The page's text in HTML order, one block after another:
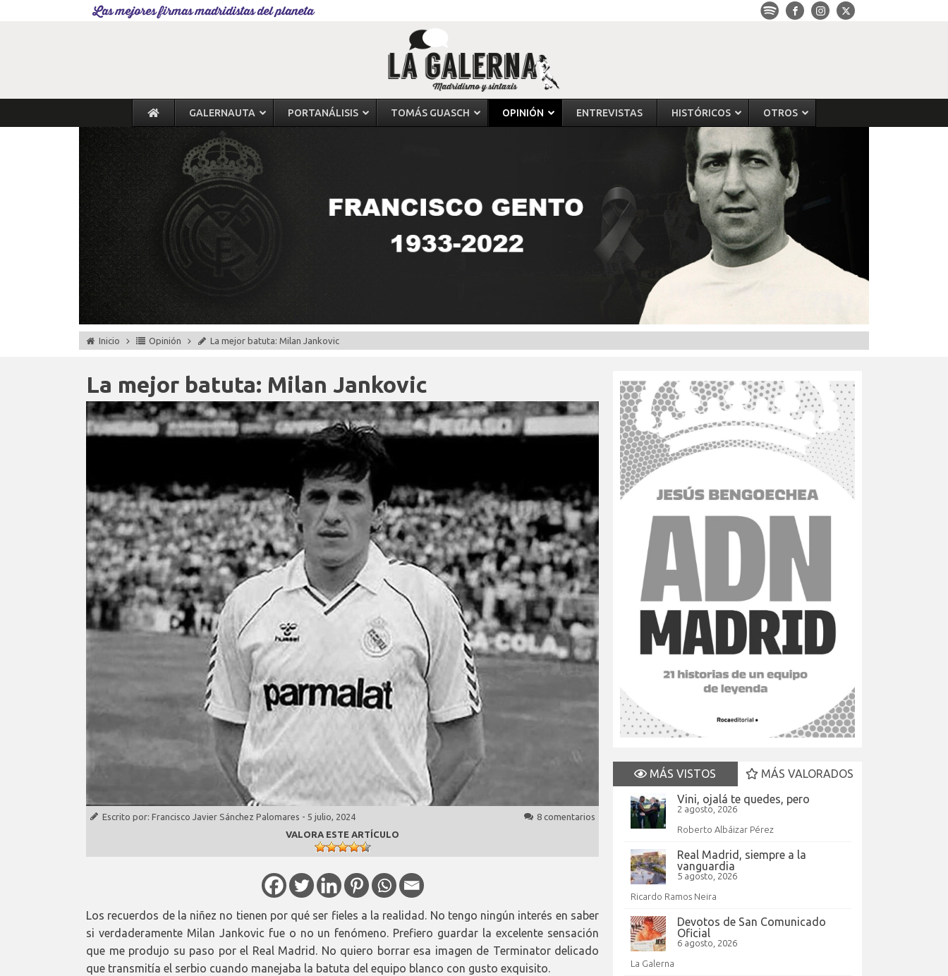
Las mejores firmas madridistas del planeta
GALERNAUTA PORTANÁLISIS TOMÁS GUASCH OPINIÓN ENTREVISTAS HISTÓRICOS OTROS
Inicio Opinión La mejor batuta: Milan Jankovic
La mejor batuta: Milan Jankovic
Escrito por: Francisco Javier Sánchez Palomares - 5 julio, 2024
8 comentarios
VALORA ESTE ARTÍCULO
Los recuerdos de la niñez no tienen por qué ser fieles a la realidad. No tengo ningún interés en saber
si verdaderamente Milan Jankovic fue o no un fenómeno. Prefiero guardar la excelente sensación
que me produjo su paso por el Real Madrid. No quiero borrar esa imagen de Terminator delicado
que transmitía el serbio cuando manejaba la batuta del equipo blanco con gusto exquisito.
MÁS VISTOS
MÁS VALORADOS
Vini, ojalá te quedes, pero
2 agosto, 2026
Roberto Albáizar Pérez
Real Madrid, siempre a la
vanguardia
5 agosto, 2026
Ricardo Ramos Neira
Devotos de San Comunicado
Oficial
6 agosto, 2026
La Galerna